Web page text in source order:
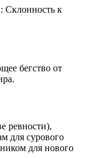
Склонность к
бегство от
ревности),
для сурового
для нового